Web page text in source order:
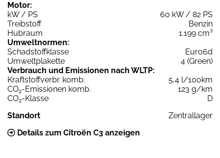
Motor:
kW / PS
60 kW / 82 PS
Treibstoff
Benzin
Hubraum
1.199 cm³
Umweltnormen:
Schadstoffklasse
Euro6d
Umweltplakette
4 (Green)
Verbrauch und Emissionen nach WLTP:
Kraftstoffverbr. komb.
5,4 l/100km
CO2-Emissionen komb.
123 g/km
CO2-Klasse
D
Standort
Zentrallager
Details zum Citroën C3 anzeigen